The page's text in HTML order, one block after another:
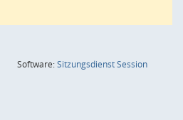
Software:SitzungsdienstSession(Wird in